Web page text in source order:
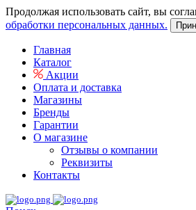
Продолжая использовать сайт, вы
обработки персональных данных.
Главная
Каталог
Акции
Оплата и доставка
Магазины
Бренды
Гарантии
О магазине
Отзывы о компании
Реквизиты
Контакты